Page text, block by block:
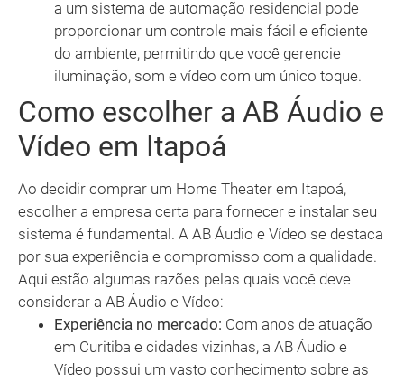
a um sistema de automação residencial pode
proporcionar um controle mais fácil e eficiente
do ambiente, permitindo que você gerencie
iluminação, som e vídeo com um único toque.
Como escolher a AB Áudio e
Vídeo em Itapoá
Ao decidir comprar um Home Theater em Itapoá,
escolher a empresa certa para fornecer e instalar seu
sistema é fundamental. A AB Áudio e Vídeo se destaca
por sua experiência e compromisso com a qualidade.
Aqui estão algumas razões pelas quais você deve
considerar a AB Áudio e Vídeo:
Experiência no mercado: Com anos de atuação
em Curitiba e cidades vizinhas, a AB Áudio e
Vídeo possui um vasto conhecimento sobre as